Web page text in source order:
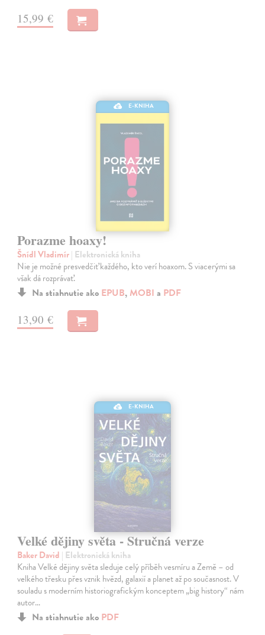
15,99 €
E-KNIHA
Porazme hoaxy!
Šnídl Vladimír| Elektronická kniha
Nie je možné presvedčiť každého, kto verí hoaxom. S viacerými sa
však dá rozprávať.
Na stiahnutie ako EPUB, MOBI a PDF
13,90 €
E-KNIHA
Velké dějiny světa - Stručná verze
Baker David | Elektronická kniha
Kniha Velké dějiny světa sleduje celý příběh vesmíru a Země – od
velkého třesku přes vznik hvězd, galaxií a planet až po současnost. V
souladu s moderním historiografickým konceptem „big history“ nám
autor…
Na stiahnutie ako PDF